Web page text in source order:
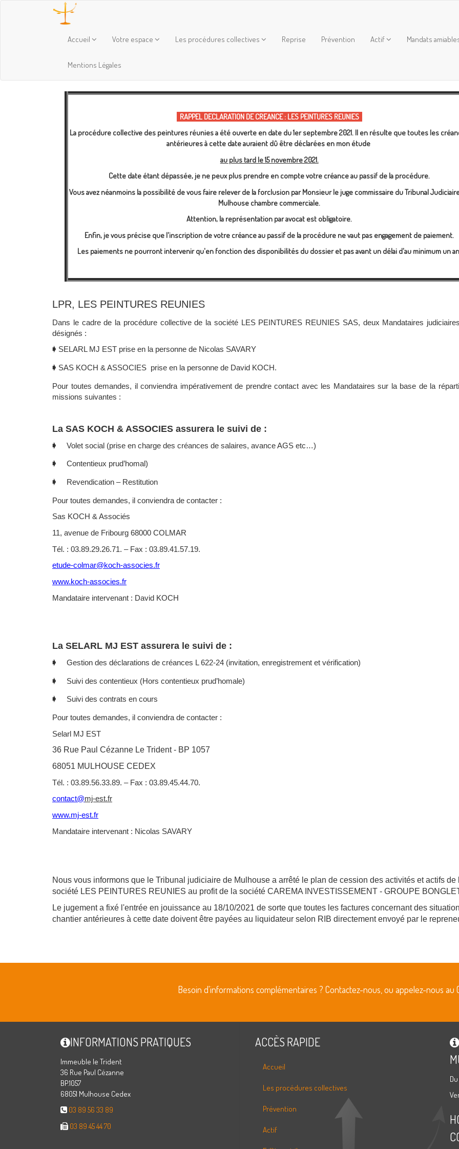
Accueil Votre espace Les procédures collectives Reprise Prévention Actif Mandats
Mentions Légales
RAPPEL DECLARATION DE CREANCE : LES PEINTURES REUNIES
La procédure collective des peintures réunies a été ouverte en date du 1er septembre 2021. Il en résulte que toutes les
antérieures à cette date auraient dû être déclarées en mon étude
au plus tard le 15 novembre 2021.
Cette date étant dépassée, je ne peux plus prendre en compte votre créance au passif de la procédure.
Vous avez néanmoins la possibilité de vous faire relever de la forclusion par Monsieur le juge commissaire du Tribunal
Mulhouse chambre commerciale.
Attention, la représentation par avocat est obligatoire.
Enfin, je vous précise que l'inscription de votre créance au passif de la procédure ne vaut pas engagement de paiement.
Les paiements ne pourront intervenir qu'en fonction des disponibilités du dossier et pas avant un délai d'au minimum un
LPR, LES PEINTURES REUNIES
Dans le cadre de la procédure collective de la société LES PEINTURES REUNIES SAS, deux Mandataires
désignés :
🡂 SELARL MJ EST prise en la personne de Nicolas SAVARY
🡂 SAS KOCH & ASSOCIES prise en la personne de David KOCH.
Pour toutes demandes, il conviendra impérativement de prendre contact avec les Mandataires sur la base de la
missions suivantes :
La SAS KOCH & ASSOCIES assurera le suivi de :
🡂 Volet social (prise en charge des créances de salaires, avance AGS etc…)
🡂 Contentieux prud’homal)
🡂 Revendication – Restitution
Pour toutes demandes, il conviendra de contacter :
Sas KOCH & Associés
11, avenue de Fribourg 68000 COLMAR
Tél. : 03.89.29.26.71. – Fax : 03.89.41.57.19.
etude-colmar@koch-associes.fr
www.koch-associes.fr
Mandataire intervenant : David KOCH
La SELARL MJ EST assurera le suivi de :
🡂 Gestion des déclarations de créances L 622-24 (invitation, enregistrement et vérification)
🡂 Suivi des contentieux (Hors contentieux prud’homale)
🡂 Suivi des contrats en cours
Pour toutes demandes, il conviendra de contacter :
Selarl MJ EST
36 Rue Paul Cézanne Le Trident - BP 1057
68051 MULHOUSE CEDEX
Tél. : 03.89.56.33.89. – Fax : 03.89.45.44.70.
contact@mj-est.fr
www.mj-est.fr
Mandataire intervenant : Nicolas SAVARY
Nous vous informons que le Tribunal judiciaire de Mulhouse a arrêté le plan de cession des activités et actifs de
société LES PEINTURES REUNIES au profit de la société CAREMA INVESTISSEMENT - GROUPE
Le jugement a fixé l'entrée en jouissance au 18/10/2021 de sorte que toutes les factures concernant des
chantier antérieures à cette date doivent être payées au liquidateur selon RIB directement envoyé par le
Besoin d'informations complémentaires ? Contactez-nous, ou appelez-nous au
INFORMATIONS PRATIQUES
Immeuble le Trident
36 Rue Paul Cézanne
BP.1057
68051 Mulhouse Cedex
03 89 56 33 89
03 89 45 44 70
ACCÈS RAPIDE
Accueil
Les procédures collectives
Prévention
Actif